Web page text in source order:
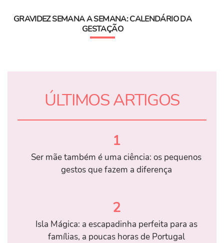
GRAVIDEZ SEMANA A SEMANA: CALENDÁRIO DA
GESTAÇÃO
ÚLTIMOS ARTIGOS
1
Ser mãe também é uma ciência: os pequenos
gestos que fazem a diferença
2
Isla Mágica: a escapadinha perfeita para as
famílias, a poucas horas de Portugal